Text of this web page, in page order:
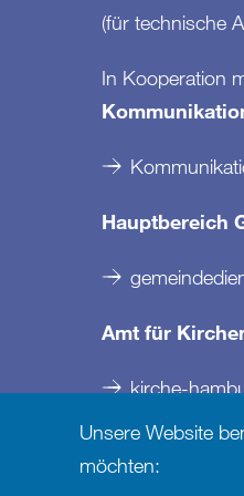
(für technische
In Kooperation
Hauptbereich
Amt für
kirche-
Unsere Website
möchten: